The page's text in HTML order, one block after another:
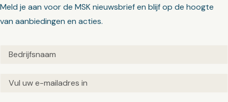
Meld je aan voor de MSK nieuwsbrief en blijf op de hoogte
van aanbiedingen en acties.
Untitled(Vereist)
Email(Vereist)